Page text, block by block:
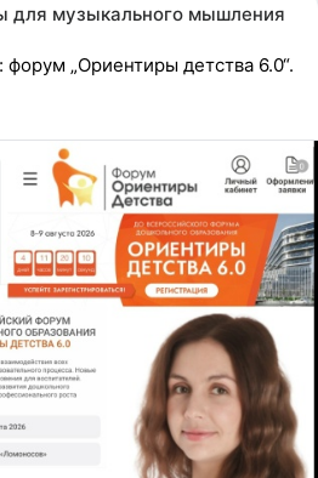
для музыкального мышления
„Ориентиры детства 6.0“.